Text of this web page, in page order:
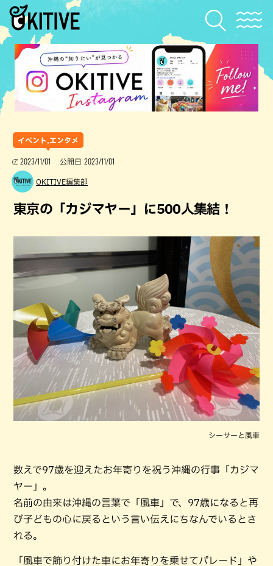
イベント,エンタメ
2023/11/01 公開日 2023/11/01
OKITIVE編集部
東京の「カジマヤー」に500人集結！
シーサーと風車
数えで97歳を迎えたお年寄りを祝う沖縄の行事「カジマ
ヤー」。
名前の由来は沖縄の言葉で「風車」で、97歳になると再
び子どもの心に戻るという言い伝えにちなんでいるとさ
れる。
「風車で飾り付けた車にお年寄りを乗せてパレード」や